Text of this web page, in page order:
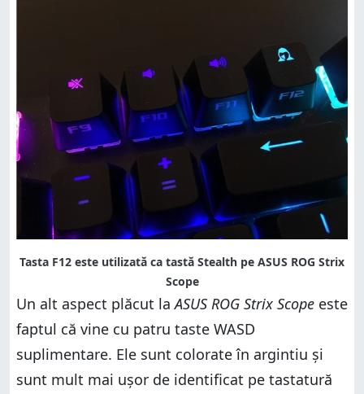
Tasta F12 este utilizată ca tastă Stealth pe ASUS ROG Strix
Scope
Un alt aspect plăcut laASUS ROG Strix Scope este
faptul că vine cu patru taste WASD
suplimentare. Ele sunt colorate în argintiu și
sunt mult mai ușor de identificat pe tastatură